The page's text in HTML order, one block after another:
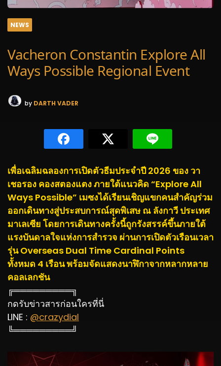
NEWS
Vacheron Constantin Explore All
Ways Possible Regional Event
by DARTH VADER
เพื่อเฉลิมฉลองการเปิดตัวธีมประจำปี 2026 ของ วา
เชอรอง คองสตองแตง ภายใต้แนวคิด “Explore All
Ways Possible” เมซงได้เรียนเชิญแขกคนสำคัญร่วม
ออกเดินทางสู่ประสบการณ์สุดพิเสษ ณ ลังกาวี ประเทศ
มาเลเซีย โดยการเดินทางครั้งนี้ถูกรังสรรค์ขึ้นภายใต้
แรงบันดาลใจแห่งการสำรวจ ผ่านการเปิดตัวเรือนเวลา
รุ่น Overseas Dual Time Cardinal Points
ทั้งหมด 4 เรือน พร้อมจัดแสดงนาฬิกาจากหลากหลาย
คอลเลกชัน
╔═════════╗
กดรับข่าวสารก่อนใครที่นี่
LINE : @crazydial
╚═════════╝